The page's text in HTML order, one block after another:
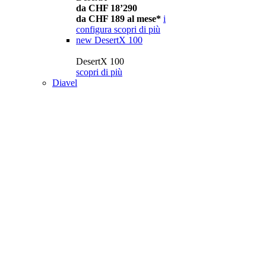
da CHF 18’290
da CHF 189 al mese* i
configura scopri di più
new DesertX 100
DesertX 100
scopri di più
Diavel